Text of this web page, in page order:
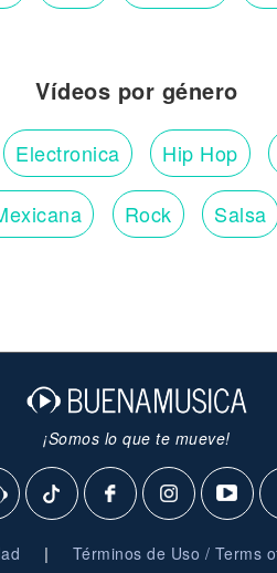
Vídeos por género
Electronica Hip Hop
Rock Salsa
¡Somos lo que te mueve!
| Términos de Uso / Terms